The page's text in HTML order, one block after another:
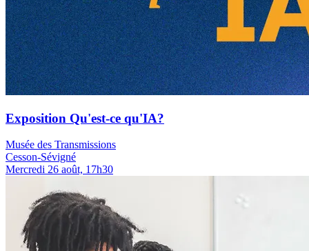
Exposition Qu'est-ce qu'IA?
Musée des Transmissions
Cesson-Sévigné
Mercredi 26 août, 17h30